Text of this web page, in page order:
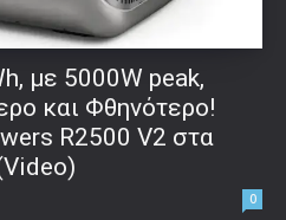
με 5000W peak,
και Φθηνότερο!
R2500 V2 στα
0